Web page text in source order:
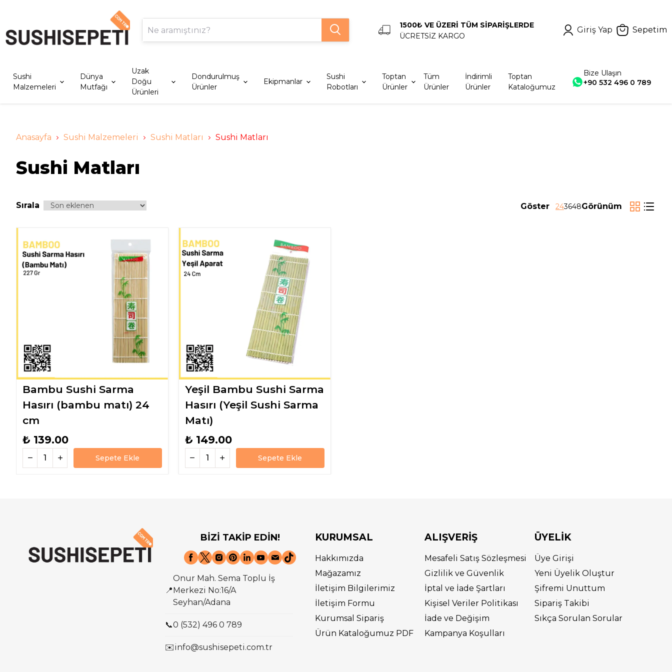
1500₺ VE ÜZERİ TÜM SİPARİŞLERDE
ÜCRETSİZ KARGO
Giriş Yap Sepetim
Sushi
Malzemeleri
Dünya
Mutfağı
Uzak
Doğu
Ürünleri
Dondurulmuş
Ürünler
Ekipmanlar
Sushi
Robotları
Toptan
Ürünler
Tüm
Ürünler
İndirimli
Ürünler
Toptan
Kataloğumuz
Bize Ulaşın
+90 532 496 0 789
Anasayfa Sushi Malzemeleri Sushi Matları Sushi Matları
Sushi Matları
Sırala Göster 243648Görünüm
Bambu Sushi Sarma
Hasırı (bambu matı) 24
cm
₺ 139.00
Sepete Ekle
Yeşil Bambu Sushi Sarma
Hasırı (Yeşil Sushi Sarma
Matı)
₺ 149.00
Sepete Ekle
BİZİ TAKİP EDİN!
📍
Onur Mah. Sema Toplu İş
Merkezi No:16/A
Seyhan/Adana
📞0 (532) 496 0 789
✉️info@sushisepeti.com.tr
KURUMSAL
Hakkımızda
Mağazamız
İletişim Bilgilerimiz
İletişim Formu
Kurumsal Sipariş
Ürün Kataloğumuz PDF
ALIŞVERİŞ
Mesafeli Satış Sözleşmesi
Gizlilik ve Güvenlik
İptal ve İade Şartları
Kişisel Veriler Politikası
İade ve Değişim
Kampanya Koşulları
ÜYELİK
Üye Girişi
Yeni Üyelik Oluştur
Şifremi Unuttum
Sipariş Takibi
Sıkça Sorulan Sorular